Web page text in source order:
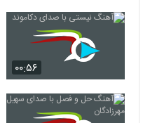
۰۰:۵۶